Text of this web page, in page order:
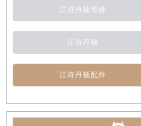
江诗丹顿维修
江诗丹顿
江诗丹顿配件